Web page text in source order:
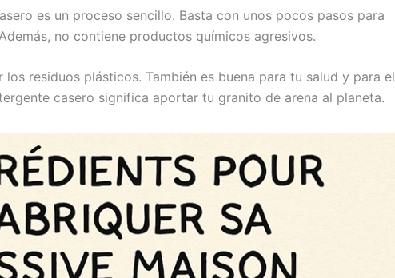
es un proceso sencillo. Basta con unos pocos pasos para
no contiene productos químicos agresivos.
residuos plásticos. También es buena para tu salud y para el
casero significa aportar tu granito de arena al planeta.